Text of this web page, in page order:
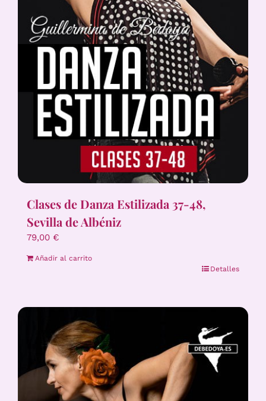
Clases de Danza Estilizada 37-48,
Sevilla de Albéniz
79,00 €
Añadir al carrito
Detalles